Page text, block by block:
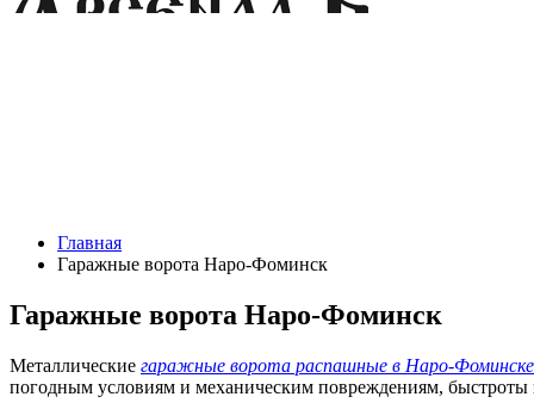
Главная
Гаражные ворота Наро-Фоминск
Гаражные ворота Наро-Фоминск
Металлические гаражные ворота распашные в Наро-Фоминске
погодным условиям и механическим повреждениям, быстроты